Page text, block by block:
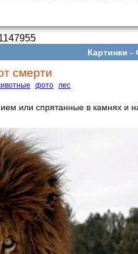
Картинки -
смерти
фото лес
или спрятанные в камнях и